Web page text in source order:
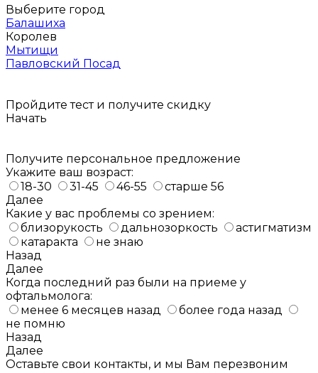
Выберите город
Балашиха
Королев
Мытищи
Павловский Посад
Пройдите тест и получите скидку
Начать
Получите персональное предложение
Укажите ваш возраст:
18-30
31-45 46-55
старше 56
Далее
Какие у вас проблемы со зрением:
близорукость
дальнозоркость
астигматизм
катаракта
не знаю
Назад
Далее
Когда последний раз были на приеме у
офтальмолога:
менее 6 месяцев назад
более года назад
не помню
Назад
Далее
Оставьте свои контакты, и мы Вам перезвоним